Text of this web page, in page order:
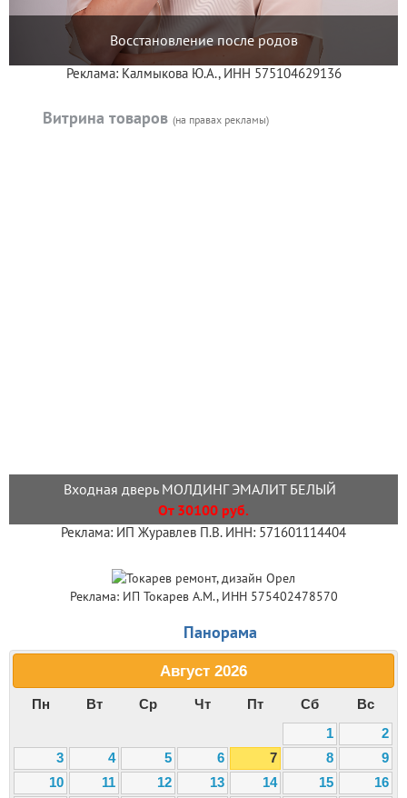
Восстановление после родов
Реклама: Калмыкова Ю.А., ИНН 575104629136
Витрина товаров (на правах рекламы)
Входная дверь МОЛДИНГ ЭМАЛИТ БЕЛЫЙ
От 30100 руб.
Реклама: ИП Журавлев П.В. ИНН: 571601114404
Реклама: ИП Токарев А.М., ИНН 575402478570
Панорама
Август 2026
Пн Вт Ср Чт Пт Сб
Вс
1
2
3
4 5 6 7 8
9
10
11 12 13 14 15
16